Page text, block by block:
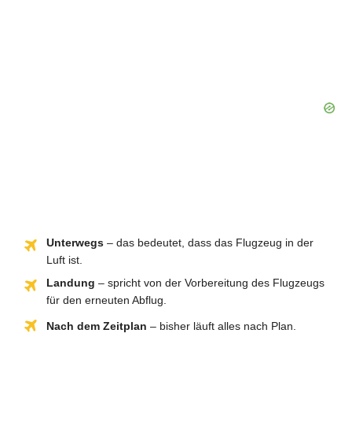
Unterwegs – das bedeutet, dass das Flugzeug in der
Luft ist.
Landung – spricht von der Vorbereitung des Flugzeugs
für den erneuten Abflug.
Nach dem Zeitplan – bisher läuft alles nach Plan.